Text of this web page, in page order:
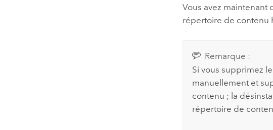
Vous avez maintenant
répertoire de contenu
Remarque :
Si vous supprimez
manuellement et
contenu ; la
répertoire de